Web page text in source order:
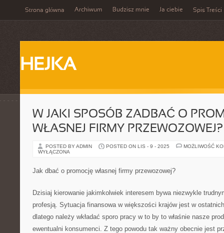
Strona główna Archiwum Budzisz mnie Ja ciebie Spis Treści
HEJKA
W JAKI SPOSÓB ZADBAĆ O
WŁASNEJ FIRMY PRZEWOZOWEJ?
POSTED BY ADMIN POSTED ON LIS - 9 - 2025
MOŻLIWOŚĆ
WYŁĄCZONA
Jak dbać o promocję własnej firmy przewozowej?
Dzisiaj kierowanie jakimkolwiek interesem bywa niezwykle
profesją. Sytuacja finansowa w większości krajów jest w
dlatego należy wkładać sporo pracy w to by to właśnie nasze
ewentualni konsumenci. Z tego powodu tak ważny obecnie jest